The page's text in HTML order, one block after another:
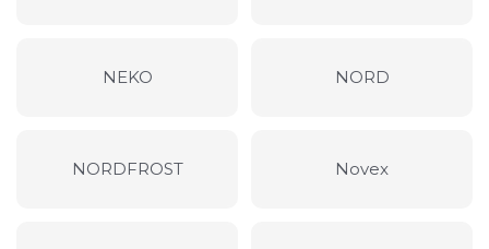
NEKO NORD
NORDFROST Novex